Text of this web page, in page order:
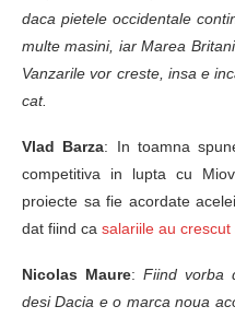
daca pietele occidentale
multe masini, iar Marea
Vanzarile vor creste, insa e
cat.
Vlad Barza: In toamna
competitiva in lupta cu
proiecte sa fie acordate
dat fiind ca salariile au
Nicolas Maure: Fiind vorba
desi Dacia e o marca noua